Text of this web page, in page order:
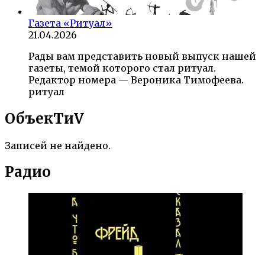
Газета «Ритуал»
21.04.2026
Рады вам представить новый выпуск нашей
газеты, темой которого стал ритуал.
Редактор номера — Вероника Тимофеева.
ритуал
ОбъекTиV
Записей не найдено.
Радио